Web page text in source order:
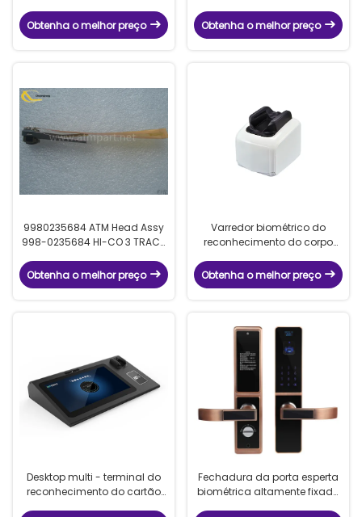
Obtenha o melhor preço
Obtenha o melhor preço
9980235684 ATM Head Assy
998-0235684 HI-CO 3 TRACK
Obtenha o melhor preço
Varredor biométrico do
reconhecimento do corpo
autenticação/tipo aberto de
Delvice
Obtenha o melhor preço
Desktop multi - terminal do
reconhecimento do cartão
Fechadura da porta esperta
biométrica altamente fixada